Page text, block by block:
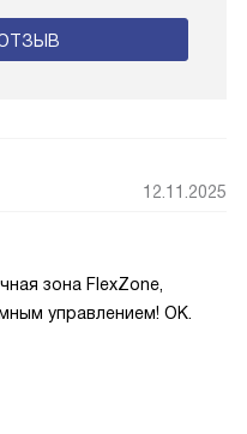
12.11.2025
зона FlexZone,
управлением! ОК.